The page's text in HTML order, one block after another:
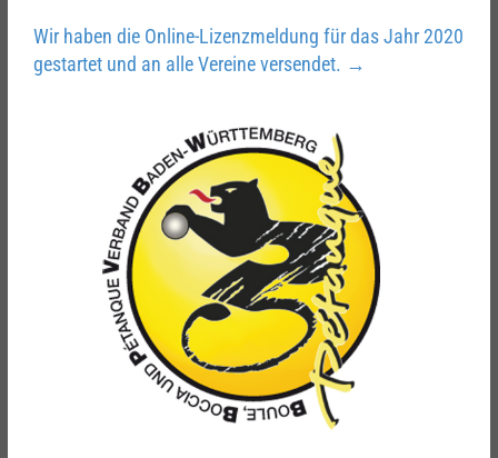
Wir haben die Online-Lizenzmeldung für das Jahr 2020
gestartet und an alle Vereine versendet. →